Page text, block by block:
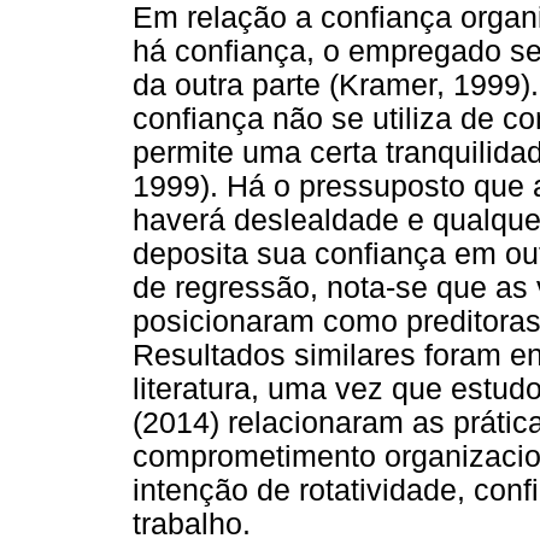
Em relação a confiança
há confiança, o empregado
da outra parte (Kramer,
confiança não se utiliza de
permite uma certa
1999). Há o pressuposto
haverá deslealdade e
deposita sua confiança em
de regressão, nota-se que
posicionaram como
Resultados similares foram
literatura, uma vez que
(2014) relacionaram as
comprometimento
intenção de rotatividade,
trabalho.